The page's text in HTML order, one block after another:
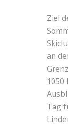
Ziel
an
1050
Tag